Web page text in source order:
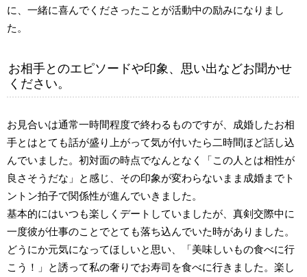
に、一緒に喜んでくださったことが活動中の励みになりまし
た。
お相手とのエピソードや印象、思い出などお聞かせ
ください。
お見合いは通常一時間程度で終わるものですが、成婚したお相
手とはとても話が盛り上がって気が付いたら二時間ほど話し込
んでいました。初対面の時点でなんとなく「この人とは相性が
良さそうだな」と感じ、その印象が変わらないまま成婚までト
ントン拍子で関係性が進んでいきました。
基本的にはいつも楽しくデートしていましたが、真剣交際中に
一度彼が仕事のことでとても落ち込んでいた時がありました。
どうにか元気になってほしいと思い、「美味しいもの食べに行
こう！」と誘って私の奢りでお寿司を食べに行きました。楽し